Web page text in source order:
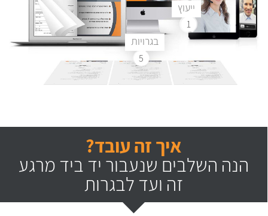
ייעוץ
1
בגרויות
5
איך זה עובד?
הנה השלבים שנעבור יד ביד מרגע
זה ועד לבגרות